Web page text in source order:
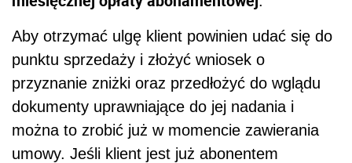
Aby otrzymać ulgę klient powinien udać się do
punktu sprzedaży i złożyć wniosek o
przyznanie zniżki oraz przedłożyć do wglądu
dokumenty uprawniające do jej nadania i
można to zrobić już w momencie zawierania
umowy. Jeśli klient jest już abonentem